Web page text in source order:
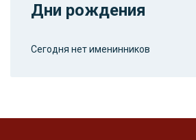
Дни рождения
Сегодня нет именинников